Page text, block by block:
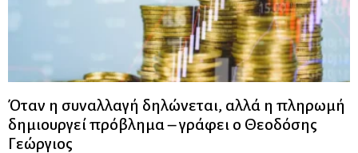
Όταν η συναλλαγή δηλώνεται, αλλά η πληρωμή
δημιουργεί πρόβλημα – γράφει ο Θεοδόσης
Γεώργιος